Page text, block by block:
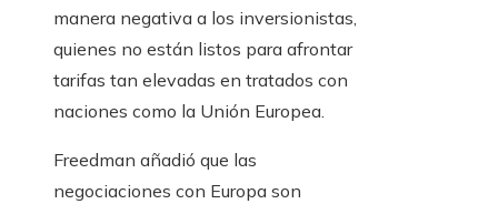
manera negativa a los inversionistas,
quienes no están listos para afrontar
tarifas tan elevadas en tratados con
naciones como la Unión Europea.
Freedman añadió que las
negociaciones con Europa son